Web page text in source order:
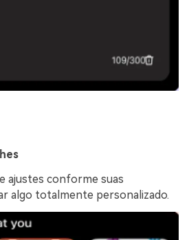
ajustes conforme suas
algo totalmente personalizado.